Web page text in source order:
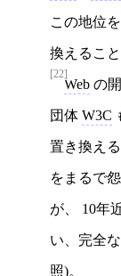
この地位
換えるこ
[22]
Web の
団体 W3C
置き換え
をまるで
が、 10年
い、完全
照)。